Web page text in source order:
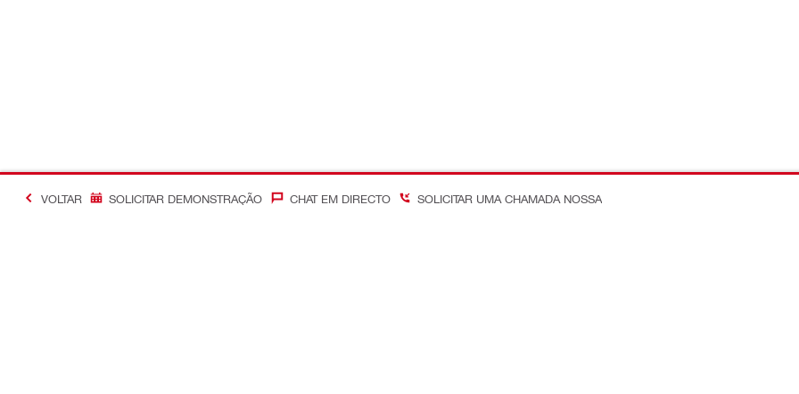
VOLTAR SOLICITAR DEMONSTRAÇÃO CHAT EM DIRECTO SOLICITAR UMA CHAMADA NOSSA